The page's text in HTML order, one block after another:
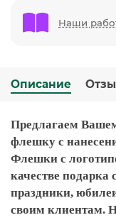
Наши
Описание
Предлагаем
флешку с
Флешки с
качестве
праздники,
своим клиентам.